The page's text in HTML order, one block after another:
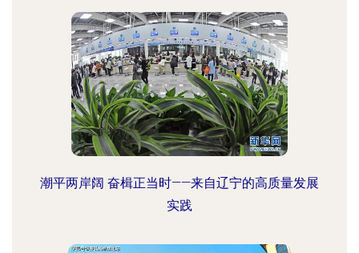
潮平两岸阔 奋楫正当时——来自辽宁的高质量发展
实践